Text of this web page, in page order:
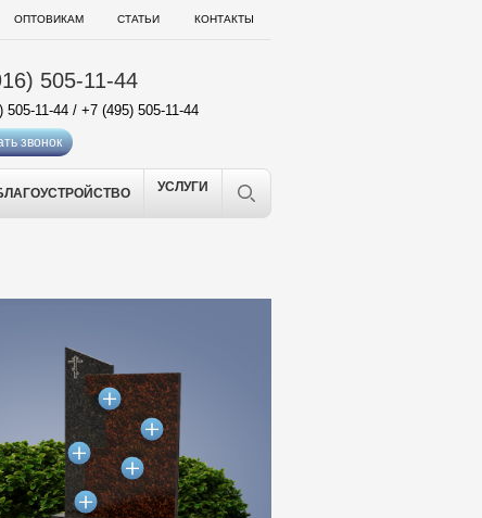
ОПТОВИКАМ СТАТЬИ КОНТАКТЫ
505-11-44
505-11-44 / +7 (495) 505-11-44
звонок
УСЛУГИ